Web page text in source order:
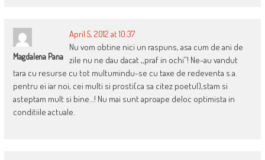
Magdalena Pana
April 5, 2012 at 10:37
Nu vom obtine nici un raspuns, asa cum de ani de
zile nu ne dau dacat ,,praf in ochi”! Ne-au vandut
tara cu resurse cu tot multumindu-se cu taxe de redeventa s.a.
pentru ei iar noi, cei multi si prosti(ca sa citez poetul),stam si
asteptam mult si bine…! Nu mai sunt aproape deloc optimista in
conditiile actuale.